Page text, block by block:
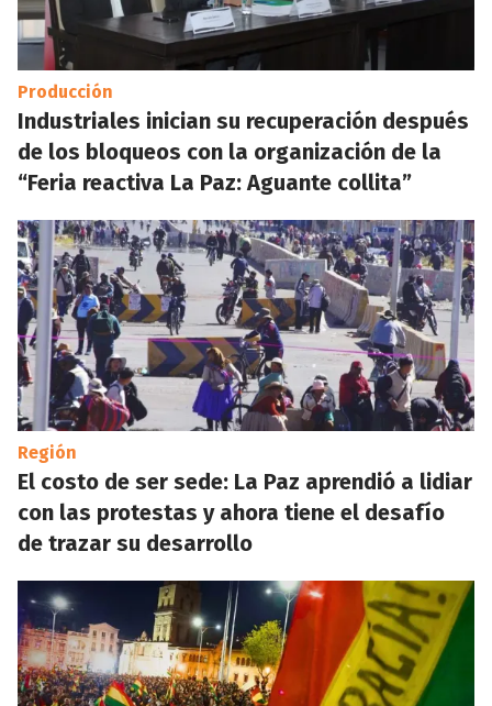
Producción
Industriales inician su recuperación después
de los bloqueos con la organización de la
“Feria reactiva La Paz: Aguante collita”
Región
El costo de ser sede: La Paz aprendió a lidiar
con las protestas y ahora tiene el desafío
de trazar su desarrollo